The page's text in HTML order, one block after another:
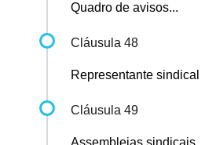
Quadro de avisos...
Cláusula 48
Representante sindical
Cláusula 49